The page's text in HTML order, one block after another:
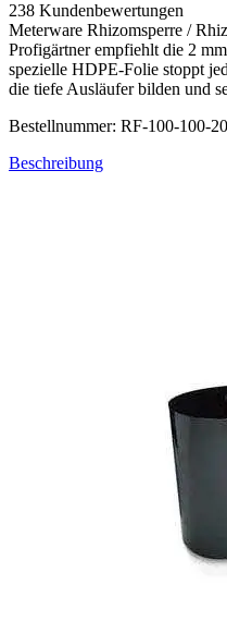
238 Kundenbewertungen
Meterware Rhizomsperre /
Profigärtner empfiehlt die 2
spezielle HDPE-Folie stoppt
die tiefe Ausläufer bilden und
Bestellnummer: RF-100-100-
Beschreibung